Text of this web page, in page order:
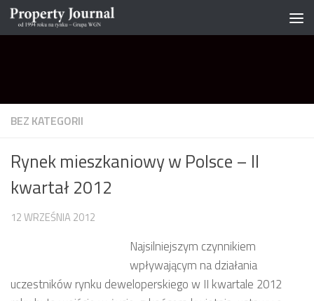
Skip to content
BEZ KATEGORII
Rynek mieszkaniowy w Polsce – II
kwartał 2012
12 WRZEŚNIA 2012
Najsilniejszym czynnikiem
wpływającym na działania
uczestników rynku deweloperskiego w II kwartale 2012